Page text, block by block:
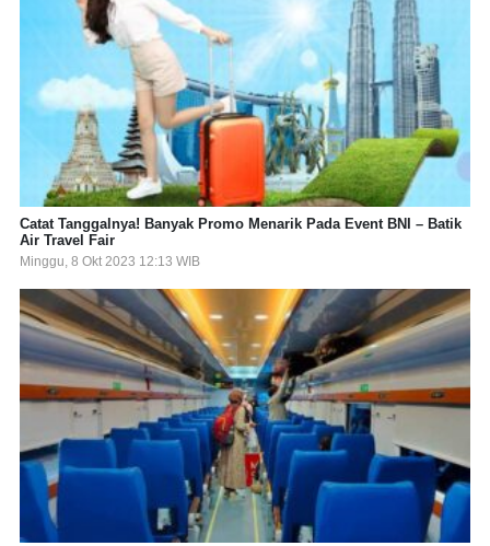
Catat Tanggalnya! Banyak Promo Menarik Pada Event BNI – Batik
Air Travel Fair
Minggu, 8 Okt 2023 12:13 WIB